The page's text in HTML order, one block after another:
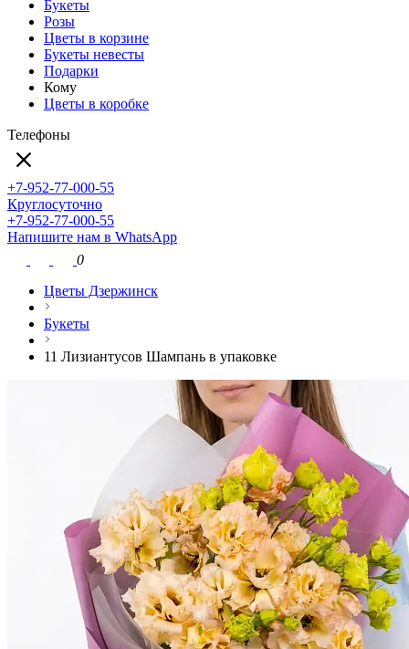
Букеты
Розы
Цветы в корзине
Букеты невесты
Подарки
Кому
Цветы в коробке
Телефоны
+7-952-77-000-55
Круглосуточно
+7-952-77-000-55
Напишите нам в WhatsApp
0
Цветы Дзержинск
Букеты
11 Лизиантусов Шампань в упаковке